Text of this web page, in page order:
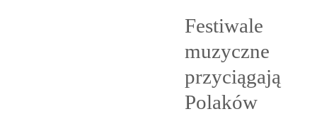
Festiwale
muzyczne
przyciągają
Polaków